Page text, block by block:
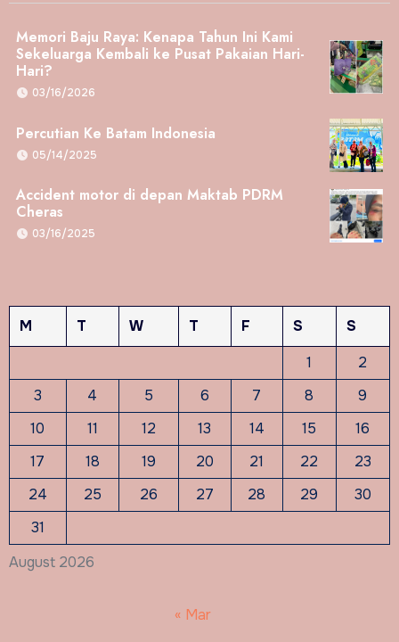
Memori Baju Raya: Kenapa Tahun Ini Kami
Sekeluarga Kembali ke Pusat Pakaian Hari-
Hari?
03/16/2026
Percutian Ke Batam Indonesia
05/14/2025
Accident motor di depan Maktab PDRM
Cheras
03/16/2025
August 2026
M T W T F S
S
1
2
3
4 5 6 7 8
9
10
11 12 13 14 15
16
17
18 19 20 21 22
23
24
25 26 27 28 29
30
31
« Mar